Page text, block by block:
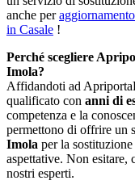
anche per
in Casale !
Perché scegliere
Imola?
Affidandoti ad
qualificato con anni di
competenza e la
permettono di offrire un
Imola per la
aspettative. Non esitare,
nostri esperti.